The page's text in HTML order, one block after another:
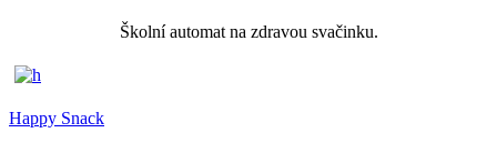
Školní automat na zdravou svačinku.
Happy Snack